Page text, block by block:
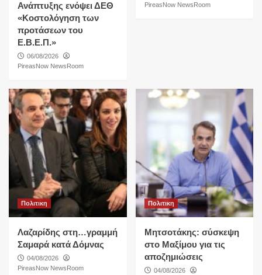
Ανάπτυξης ενόψει ΔΕΘ
«Κοστολόγηση των
προτάσεων του
Ε.Β.Ε.Π.»
06/08/2026
PireasNow NewsRoom
PireasNow NewsRoom
Πολιτικη
Λαζαρίδης στη…γραμμή
Σαμαρά κατά Δόμνας
04/08/2026
PireasNow NewsRoom
Πολιτικη
Μητσοτάκης: σύσκεψη
στο Μαξίμου για τις
αποζημιώσεις
04/08/2026